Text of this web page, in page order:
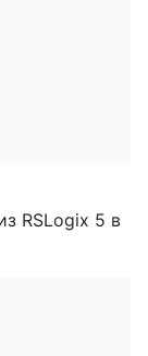
RSLogix 5 в